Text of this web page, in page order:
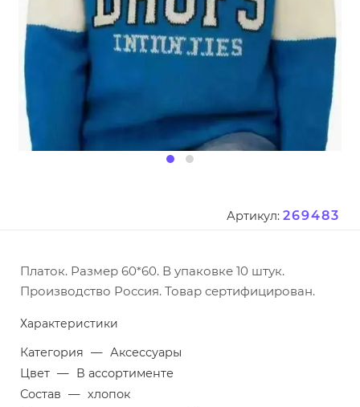
Артикул: 269483
Платок. Размер 60*60. В упаковке 10 штук.
Производство Россия. Товар сертифицирован.
Характеристики
Категория — Аксессуары
Цвет — В ассортименте
Состав — хлопок